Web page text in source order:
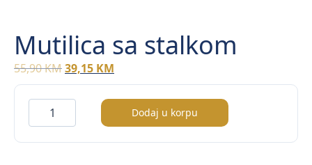
Mutilica sa stalkom
55,90KMOriginal
price
was:
55,90 KM.
39,15 KM
price
is:
39,15 KM.
Mutilica
sa
stalkom
Dodaj u korpu